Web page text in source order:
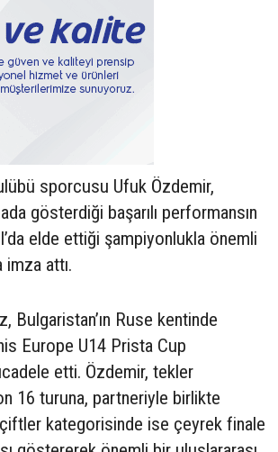
sporcusu Ufuk Özdemir,
gösterdiği başarılı performansın
elde ettiği şampiyonlukla önemli
imza attı.
Bulgaristan’ın Ruse kentinde
Europe U14 Prista Cup
etti. Özdemir, tekler
16 turuna, partneriyle birlikte
kategorisinde ise çeyrek finale